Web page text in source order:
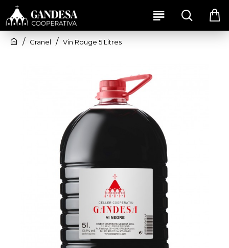
Granel Vin Rouge 5 Litres